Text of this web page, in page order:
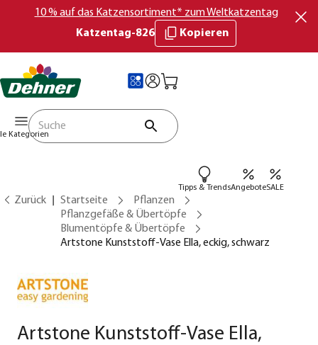
10 % auf das Katzensortiment* zum Weltkatzentag
Katzentag-826
Kopieren
Kategorien
Tipps & TrendsAngeboteSALE
Zurück Startseite
Pflanzen
Pflanzgefäße & Übertöpfe
Blumentöpfe & Übertöpfe
Artstone Kunststoff-Vase Ella, eckig, schwarz
Artstone Kunststoff-Vase Ella,